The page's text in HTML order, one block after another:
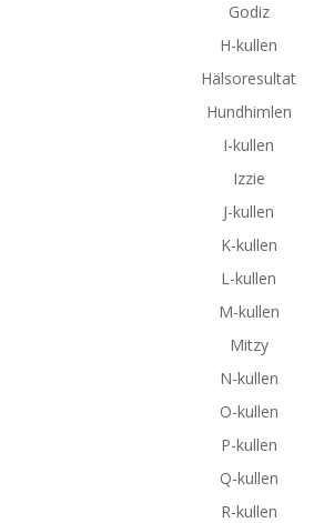
Godiz
H-kullen
Hälsoresultat
Hundhimlen
I-kullen
Izzie
J-kullen
K-kullen
L-kullen
M-kullen
Mitzy
N-kullen
O-kullen
P-kullen
Q-kullen
R-kullen